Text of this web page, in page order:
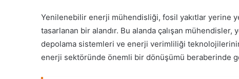
Yenilenebilir enerji mühendisliği, fosil yakıtlar yerine
tasarlanan bir alandır. Bu alanda çalışan
depolama sistemleri ve enerji verimliliği
enerji sektöründe önemli bir dönüşümü beraberinde